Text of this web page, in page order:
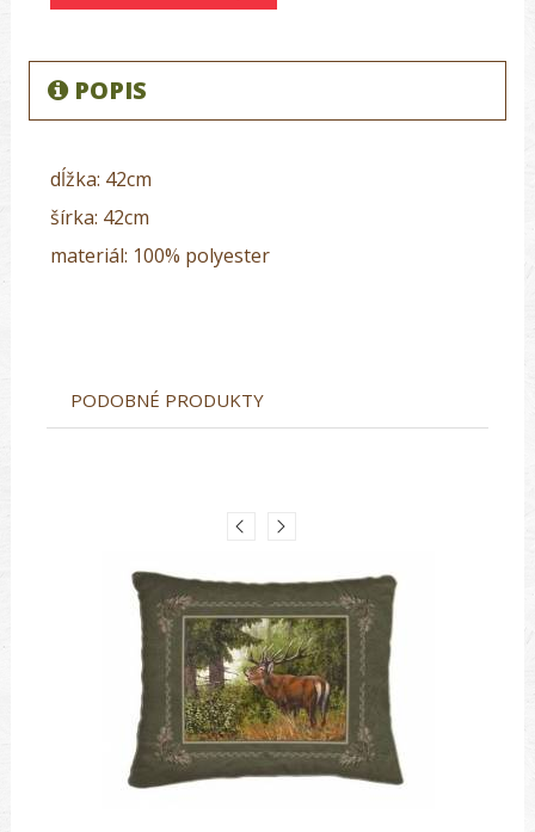
POPIS
dĺžka: 42cm
šírka: 42cm
materiál: 100% polyester
PODOBNÉ PRODUKTY